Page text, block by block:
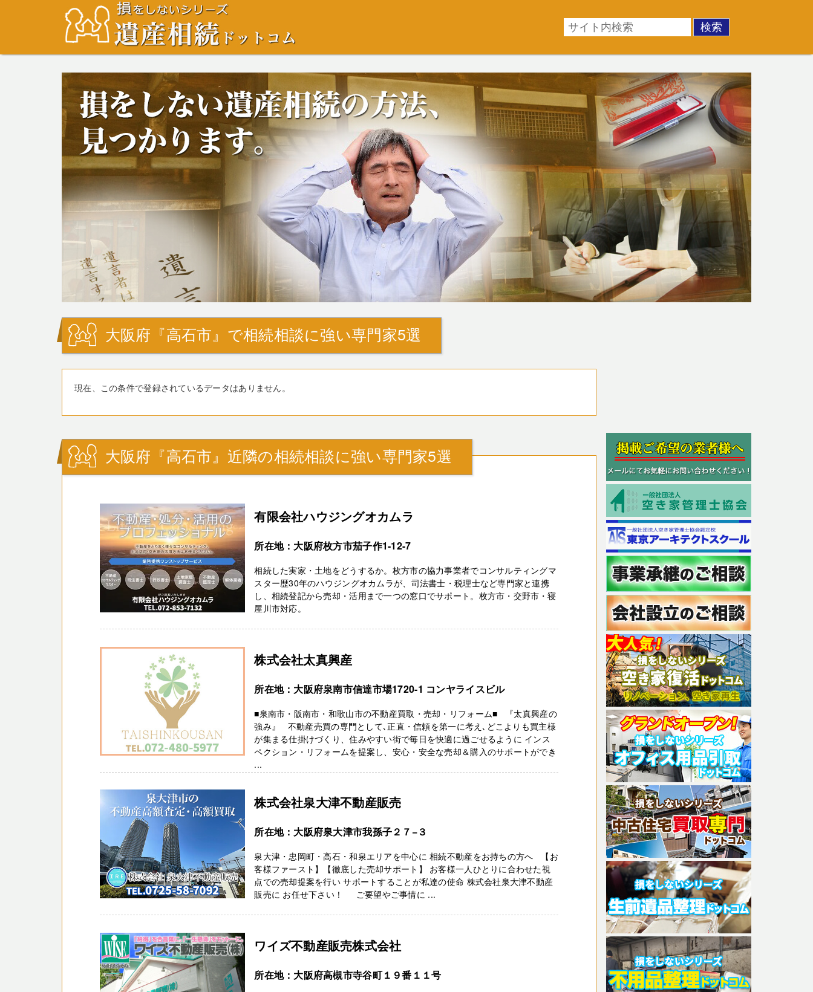
大阪府『高石市』で相続相談に強い専門家5選
現在、この条件で登録されているデータはありません。
大阪府『高石市』近隣の相続相談に強い専門家5選
有限会社ハウジングオカムラ
所在地：大阪府枚方市茄子作1-12-7
相続した実家・土地をどうするか。枚方市の協力事業者でコンサルティングマ
スター歴30年のハウジングオカムラが、司法書士・税理士など専門家と連携
し、相続登記から売却・活用まで一つの窓口でサポート。枚方市・交野市・寝
屋川市対応。
株式会社太真興産
所在地：大阪府泉南市信達市場1720-1 コンヤライスビル
■泉南市・阪南市・和歌山市の不動産買取・売却・リフォーム■ 『太真興産の
強み』 不動産売買の専門として､正直・信頼を第一に考え､どこよりも買主様
が集まる仕掛けづくり、住みやすい街で毎日を快適に過ごせるように インス
ペクション・リフォームを提案し、安心・安全な売却＆購入のサポートができ
...
株式会社泉大津不動産販売
所在地：大阪府泉大津市我孫子２７−３
泉大津・忠岡町・高石・和泉エリアを中心に 相続不動産をお持ちの方へ 【お
客様ファースト】【徹底した売却サポート】 お客様一人ひとりに合わせた視
点での売却提案を行い サポートすることが私達の使命 株式会社泉大津不動産
販売に お任せ下さい！ ご要望やご事情に ...
ワイズ不動産販売株式会社
所在地：大阪府高槻市寺谷町１９番１１号